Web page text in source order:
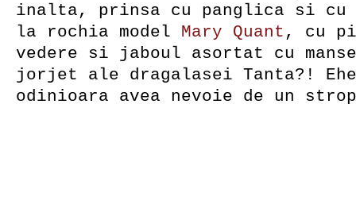
inalta, prinsa cu panglica si cu
la rochia model Mary Quant , cu
vedere si jaboul asortat cu
jorjet ale dragalasei Tanta?!
odinioara avea nevoie de un